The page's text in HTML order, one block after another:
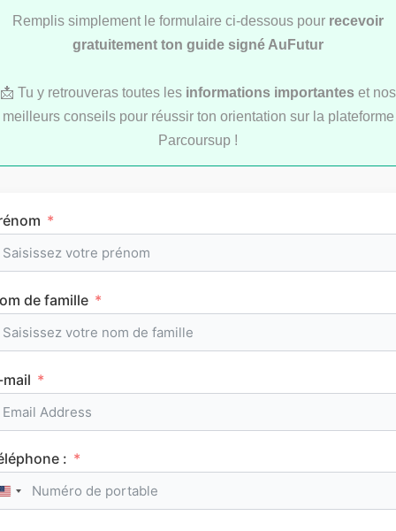
Lettres de motivation Parcoursup : 101
modèles pour t’inspirer
LYCÉE
L’emploi du temps en première (cours et
horaires)
Remplis simplement le formulaire ci-dessous pour recevoir
gratuitement ton guide signé AuFutur
📩 Tu y retrouveras toutes les informations importantes et nos
meilleurs conseils pour réussir ton orientation sur la plateforme
Parcoursup !
de famille
:
United States +1